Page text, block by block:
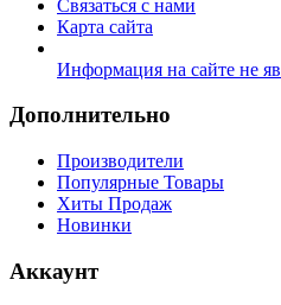
Связаться с нами
Карта сайта
Информация на сайте не
Дополнительно
Производители
Популярные Товары
Хиты Продаж
Новинки
Аккаунт